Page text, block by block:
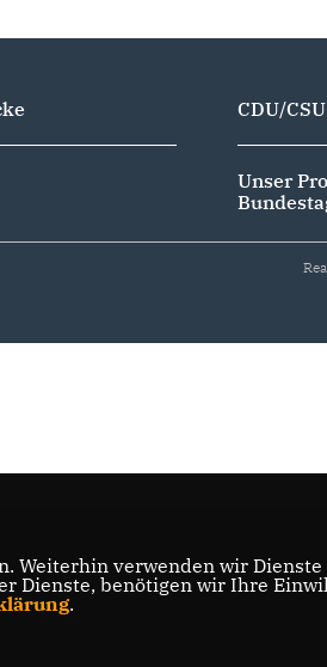
CDU/
Unser
Weiterhin verwenden wir
Dienste, benötigen wir Ihre
.